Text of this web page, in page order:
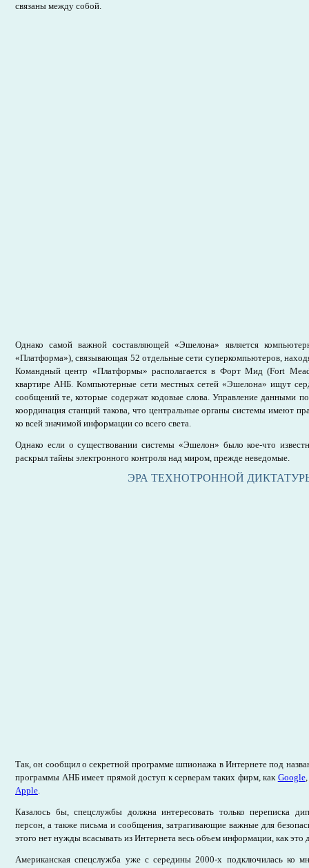
связаны между собой.
Однако самой важной составляющей «Эшелона» является
«Платформа»), связывающая 52 отдельные сети суперкомпьютеров,
Командный центр «Платформы» располагается в Форт Мид (Fort
квартире АНБ. Компьютерные сети местных сетей «Эшелона» ищут
сообщений те, которые содержат кодовые слова. Управление данными
координация станций такова, что центральные органы системы имеют
ко всей значимой информации со всего света.
Однако если о существовании системы «Эшелон» было кое-что
раскрыл тайны электронного контроля над миром, прежде неведомые.
ЭРА ТЕХНОТРОННОЙ
Так, он сообщил о секретной программе шпионажа в Интернете под
программы АНБ имеет прямой доступ к серверам таких фирм, как Google
Apple.
Казалось бы, спецслужбы должна интересовать только переписка
персон, а также письма и сообщения, затрагивающие важные для
этого нет нужды всасывать из Интернета весь объем информации, как это
Американская спецслужба уже с середины 2000-х подключилась ко